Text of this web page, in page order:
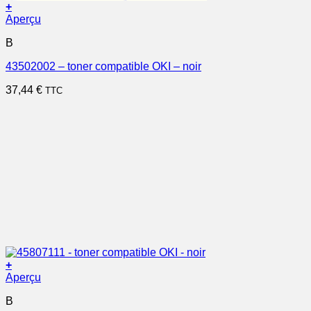
+
Aperçu
B
43502002 – toner compatible OKI – noir
37,44 € TTC
+
Aperçu
B